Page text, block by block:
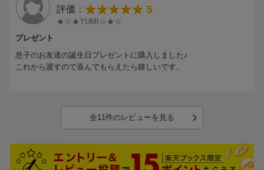
評価： 5
★☆★YUMI☆★☆
プレゼント
息子のお友達の誕生日プレゼントに購入しました♪
これから渡すので喜んでもらえたら嬉しいです。
全11件のレビューを見る